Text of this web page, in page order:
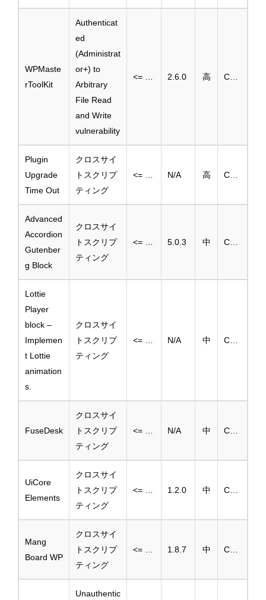
WPMaste
rToolKit
Authenticat
ed
(Administrat
or+) to
Arbitrary
File Read
and Write
vulnerability
2.6.0 高
Plugin
Upgrade
Time Out
クロスサイ
トスクリプ
ティング
N/A 高
Advanced
Accordion
Gutenber
g Block
クロスサイ
トスクリプ
ティング
5.0.3 中
Lottie
Player
block –
Implemen
t Lottie
animation
s.
クロスサイ
トスクリプ
ティング
N/A 中
FuseDesk
クロスサイ
トスクリプ
ティング
N/A 中
UiCore
Elements
クロスサイ
トスクリプ
ティング
1.2.0 中
Mang
Board WP
クロスサイ
トスクリプ
ティング
1.8.7 中
Unauthentic